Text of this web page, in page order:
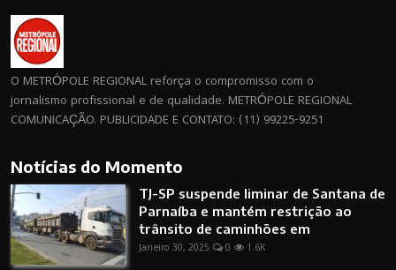
O METRÓPOLE REGIONAL reforça o compromisso com o
jornalismo profissional e de qualidade. METRÓPOLE REGIONAL
COMUNICAÇÃO. PUBLICIDADE E CONTATO: (11) 99225-9251
Notícias do Momento
TJ-SP suspende liminar de Santana de
Parnaíba e mantém restrição ao
trânsito de caminhões em
Janeiro 30, 2025
0 1.6K